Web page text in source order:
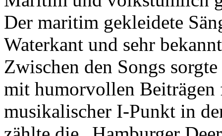
Der maritim gekleidete
Waterkant und sehr
Zwischen den Songs
mit humorvollen
musikalischer I-Punkt in